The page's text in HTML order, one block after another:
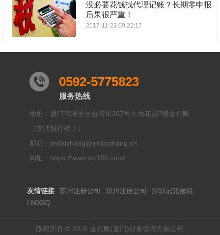
没必要花钱找代理记账？长期零申报
后果很严重！
2017-11-22 09:22:17
0592-5775823
服务热线
地址：厦门市湖里区台湾街207号天地花园7楼金代账
（交通银行楼上）
邮箱：jindaizhang@jindaizhang.cn
网址：https://www.jdz188.com/
友情链接 苏州注册公司 郑州注册公司
深圳记账报税
I.MX6Q
版权所有 © 2016 金代账(厦门)财务管理有限公司